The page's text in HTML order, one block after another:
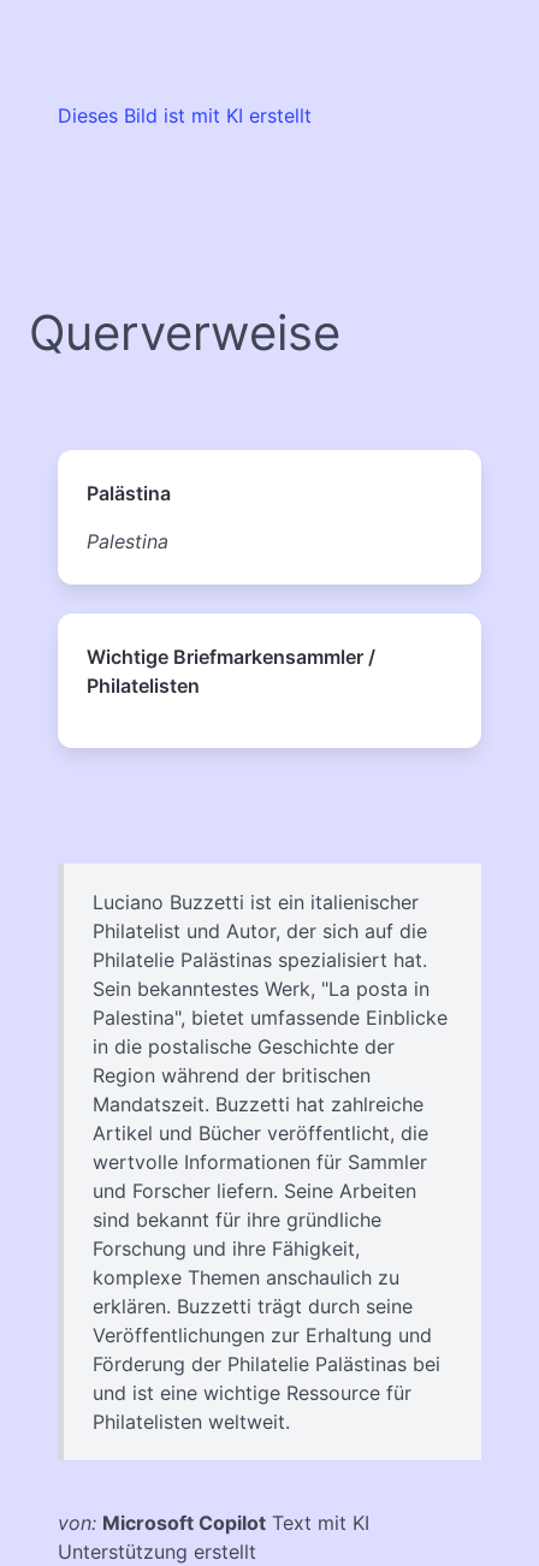
Dieses Bild ist mit KI erstellt
Querverweise
Palästina
Palestina
Wichtige Briefmarkensammler /
Philatelisten
Luciano Buzzetti ist ein italienischer
Philatelist und Autor, der sich auf die
Philatelie Palästinas spezialisiert hat.
Sein bekanntestes Werk, "La posta in
Palestina", bietet umfassende Einblicke
in die postalische Geschichte der
Region während der britischen
Mandatszeit. Buzzetti hat zahlreiche
Artikel und Bücher veröffentlicht, die
wertvolle Informationen für Sammler
und Forscher liefern. Seine Arbeiten
sind bekannt für ihre gründliche
Forschung und ihre Fähigkeit,
komplexe Themen anschaulich zu
erklären. Buzzetti trägt durch seine
Veröffentlichungen zur Erhaltung und
Förderung der Philatelie Palästinas bei
und ist eine wichtige Ressource für
Philatelisten weltweit.
von: Microsoft Copilot Text mit KI
Unterstützung erstellt